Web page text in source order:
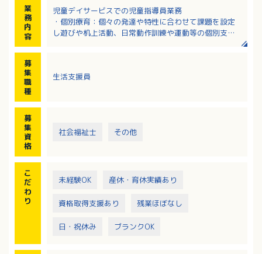
業
務
内
容
児童デイサービスでの児童指導員業務
・個別療育：個々の発達や特性に合わせて課題を設定
し遊びや机上活動、日常動作訓練や運動等の個別支援
集団生活の中で友達との関わり方や社会性を身につ
等
募
集
職
種
生活支援員
募
集
資
格
社会福祉士 その他
こ
だ
わ
り
未経験OK 産休・育休実績あり
資格取得支援あり 残業ほぼなし
日・祝休み ブランクOK